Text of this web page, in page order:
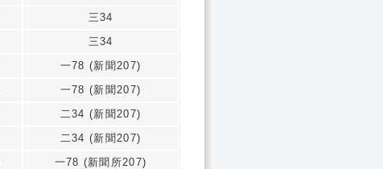
三34
三34
一78 (新聞207)
一78 (新聞207)
二34 (新聞207)
二34 (新聞207)
一78 (新聞所207)